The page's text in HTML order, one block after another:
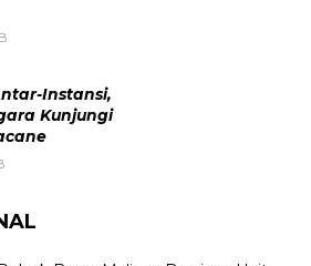
Instansi,
Kunjungi